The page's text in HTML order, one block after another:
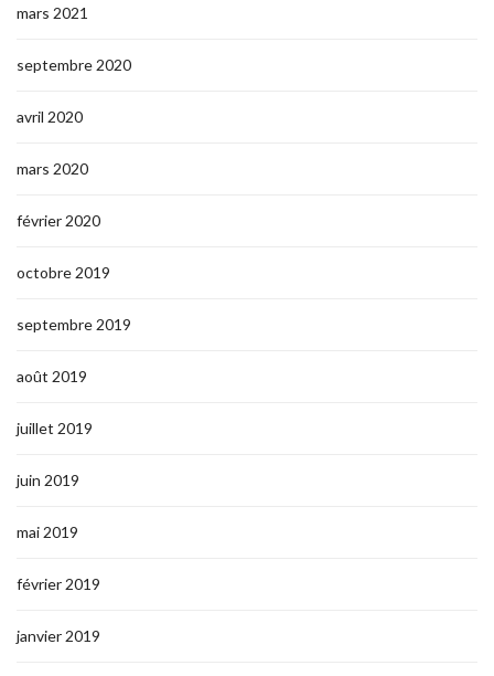
mars 2021
septembre 2020
avril 2020
mars 2020
février 2020
octobre 2019
septembre 2019
août 2019
juillet 2019
juin 2019
mai 2019
février 2019
janvier 2019